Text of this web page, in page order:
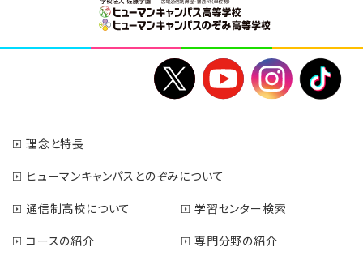
理念と特長
ヒューマンキャンパスとのぞみについて
通信制高校について
学習センター検索
コースの紹介
専門分野の紹介